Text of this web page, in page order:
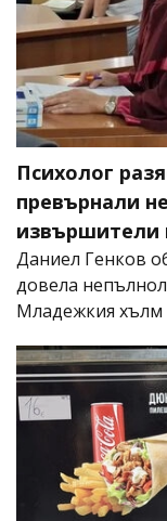
Психолог
превърнали
извършители
Даниел Генков
довела
Младежкия хълм